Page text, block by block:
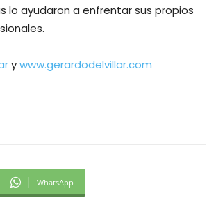
lo ayudaron a enfrentar sus propios
ywww.gerardodelvillar.com
WhatsApp